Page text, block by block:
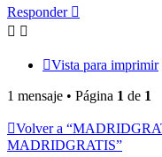
Responder
Vista para imprimir
1 mensaje • Página 1 de 1
Volver a
MADRIDGRATIS”